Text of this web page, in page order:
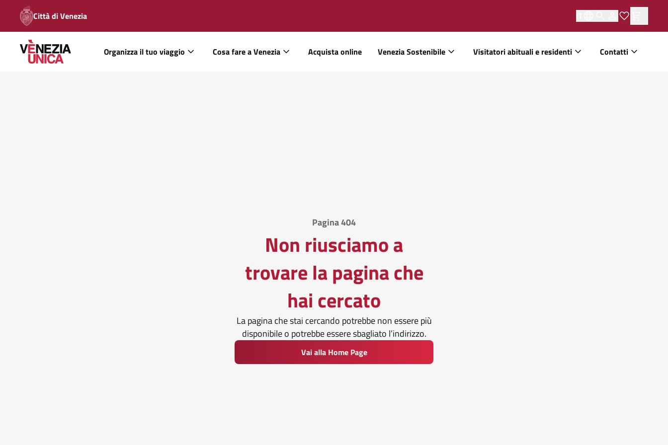
Città di Venezia
Organizza il tuo viaggio Cosa fare a Venezia Acquista online Venezia Sostenibile Visitatori abituali e residenti Contatti
Pagina 404
Non riusciamo a
trovare la pagina che
hai cercato
La pagina che stai cercando potrebbe non essere più
disponibile o potrebbe essere sbagliato l’indirizzo.
Vai alla Home Page